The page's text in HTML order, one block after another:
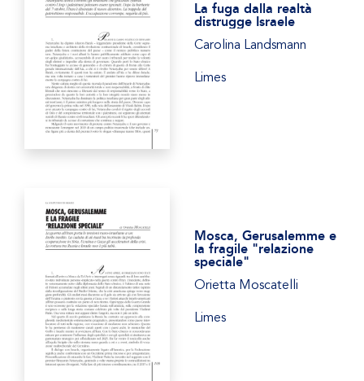
La fuga dalla realtà
distrugge Israele
Carolina Landsmann
Limes
Mosca, Gerusalemme e
la fragile "relazione
speciale"
Orietta Moscatelli
Limes